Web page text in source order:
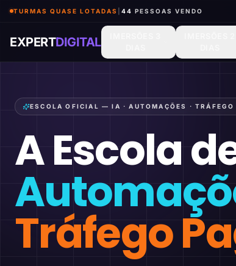
TURMAS QUASE LOTADAS 43 PESSOAS VENDO
EXPERTDIGITAL
ESCOLA OFICIAL — IA · AUTOMAÇÕES · TRÁFEGO
A Escola
Tráfego